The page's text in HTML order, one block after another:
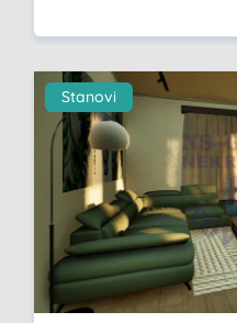
Stanovi